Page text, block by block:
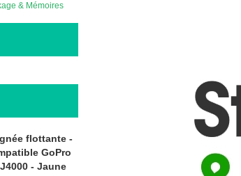
& Mémoires
flottante -
GoPro
- Jaune